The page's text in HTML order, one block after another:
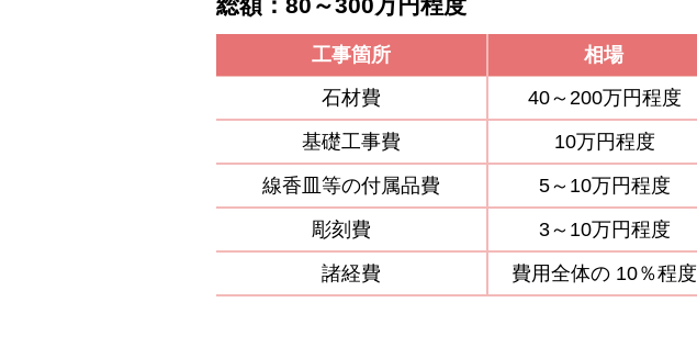
工事箇所
相場
石材費
40～200万円程度
基礎工事費
10万円程度
線香皿等の付属品費
5～10万円程度
彫刻費
3～10万円程度
諸経費
費用全体の 10％程度